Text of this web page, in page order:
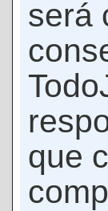
será
que